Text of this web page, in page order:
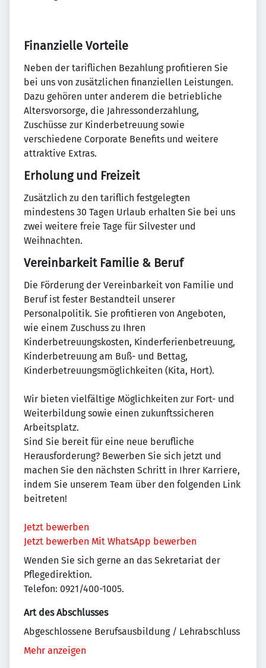
Finanzielle Vorteile
Neben der tariflichen Bezahlung profitieren Sie
bei uns von zusätzlichen finanziellen Leistungen.
Dazu gehören unter anderem die betriebliche
Altersvorsorge, die Jahressonderzahlung,
Zuschüsse zur Kinderbetreuung sowie
verschiedene Corporate Benefits und weitere
attraktive Extras.
Erholung und Freizeit
Zusätzlich zu den tariflich festgelegten
mindestens 30 Tagen Urlaub erhalten Sie bei uns
zwei weitere freie Tage für Silvester und
Weihnachten.
Vereinbarkeit Familie & Beruf
Die Förderung der Vereinbarkeit von Familie und
Beruf ist fester Bestandteil unserer
Personalpolitik. Sie profitieren von Angeboten,
wie einem Zuschuss zu Ihren
Kinderbetreuungskosten, Kinderferienbetreuung,
Kinderbetreuung am Buß- und Bettag,
Kinderbetreuungsmöglichkeiten (Kita, Hort).
Wir bieten vielfältige Möglichkeiten zur Fort- und
Weiterbildung sowie einen zukunftssicheren
Arbeitsplatz.
Sind Sie bereit für eine neue berufliche
Herausforderung? Bewerben Sie sich jetzt und
machen Sie den nächsten Schritt in Ihrer Karriere,
indem Sie unserem Team über den folgenden Link
beitreten!
Jetzt bewerben
Jetzt bewerben Mit WhatsApp bewerben
Wenden Sie sich gerne an das Sekretariat der
Pflegedirektion.
Telefon: 0921/400-1005.
Art des Abschlusses
Abgeschlossene Berufsausbildung / Lehrabschluss
Mehr anzeigen